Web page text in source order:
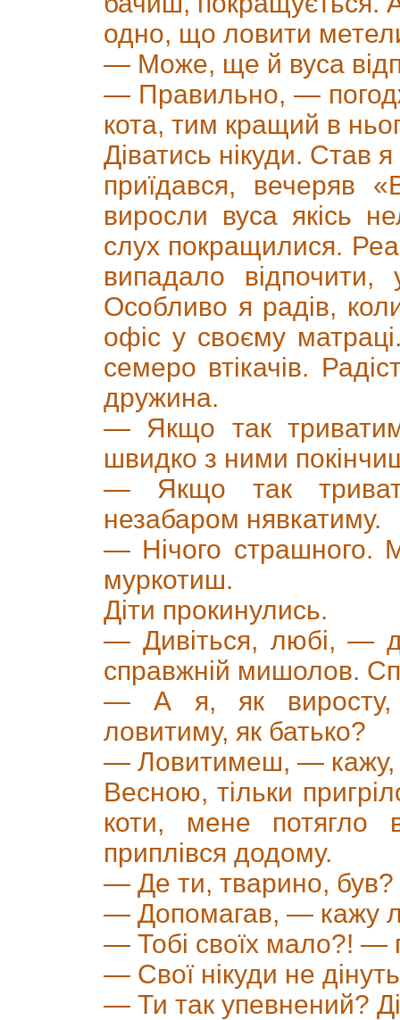
одно, що ловити
— Може, ще й вуса
— Правильно, —
кота, тим кращий в
Діватись нікуди. Став
приїдався, вечеряв
виросли вуса якісь
слух покращилися.
випадало
Особливо я радів,
офіс у своєму
семеро втікачів.
дружина.
— Якщо так
швидко з ними
— Якщо так
незабаром нявкатиму.
— Нічого страшного.
муркотиш.
Діти прокинулись.
— Дивіться, любі, —
справжній мишолов.
— А я, як
ловитиму, як батько?
— Ловитимеш, — кажу,
Весною, тільки
коти, мене
приплівся додому.
— Де ти, тварино,
— Допомагав, — кажу
— Тобі своїх мало?! —
— Свої нікуди не
— Ти так упевнений?